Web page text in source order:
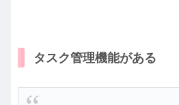
タスク管理機能がある